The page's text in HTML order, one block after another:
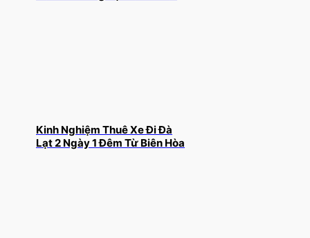
Kinh Nghiệm Thuê Xe Đi Đà
Lạt 2 Ngày 1 Đêm Từ Biên Hòa